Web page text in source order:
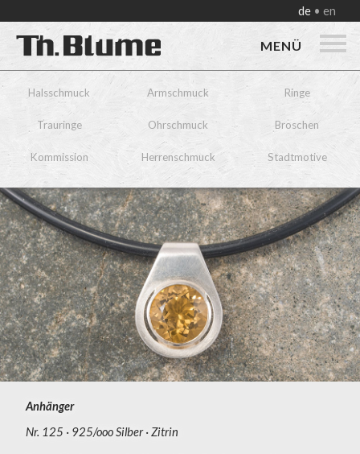
de en
MENÜ
Halsschmuck Armschmuck Ringe
Trauringe Ohrschmuck Broschen
Kommission Herrenschmuck Stadtmotive
Anhänger
Nr. 125
925/ooo Silber Zitrin